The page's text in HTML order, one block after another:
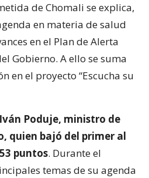
de Chomali se explica,
en materia de salud
en el Plan de Alerta
Gobierno. A ello se suma
en el proyecto “Escucha su
Iván Poduje, ministro de
quien bajó del primer al
puntos. Durante el
temas de su agenda